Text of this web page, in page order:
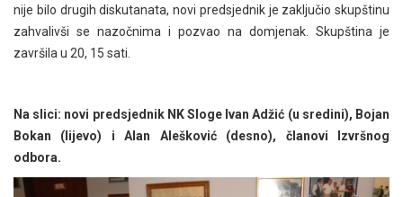
nije bilo drugih diskutanata, novi predsjednik je zaključio skupštinu
zahvalivši se nazočnima i pozvao na domjenak. Skupština je
završila u 20, 15 sati.
Na slici: novi predsjednik NK Sloge Ivan Adžić (u sredini), Bojan
Bokan (lijevo) i Alan Alešković (desno), članovi Izvršnog
odbora.